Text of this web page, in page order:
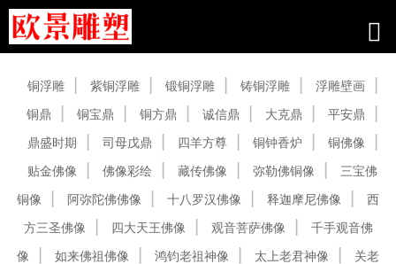
铜浮雕 紫铜浮雕 锻铜浮雕 铸铜浮雕
浮雕壁画
铜鼎
铜宝鼎 铜方鼎 诚信鼎 大克鼎
平安鼎
鼎盛时期
司母戊鼎 四羊方尊 铜钟香炉
铜佛像
贴金佛像
佛像彩绘 藏传佛像 弥勒佛铜像
三宝佛
铜像
阿弥陀佛佛像 十八罗汉佛像 释迦摩尼佛像
西
方三圣佛像
四大天王佛像 观音菩萨佛像
千手观音佛
像
如来佛祖佛像 鸿钧老祖神像 太上老君神像
关老